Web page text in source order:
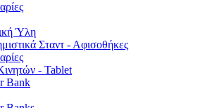
Ύλη
Σταντ - Αφισοθήκες
- Tablet
Bank